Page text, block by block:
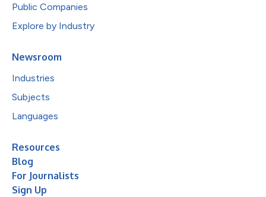
Public Companies
Explore by Industry
Newsroom
Industries
Subjects
Languages
Resources
Blog
For Journalists
Sign Up